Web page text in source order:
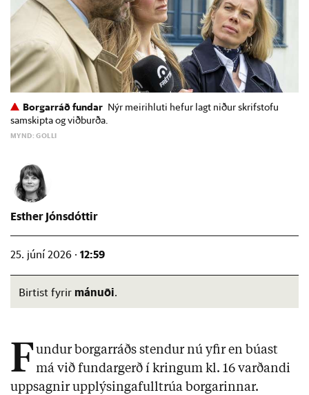
Borgarráð fundar Nýr meirihluti hefur lagt niður skrifstofu
samskipta og viðburða.
MYND: GOLLI
Esther Jónsdóttir
25. júní 2026 · 12:59
Birtist fyrir mánuði.
Fundur borgarráðs stendur nú yfir en búast
má við fundargerð í kringum kl. 16 varðandi
uppsagnir upplýsingafulltrúa borgarinnar.